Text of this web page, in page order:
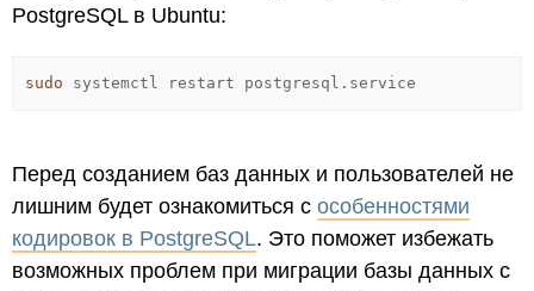
PostgreSQL в Ubuntu:
sudo systemctl restart postgresql.service
Перед созданием баз данных и пользователей не
лишним будет ознакомиться с особенностями
кодировок в PostgreSQL. Это поможет избежать
возможных проблем при миграции базы данных с